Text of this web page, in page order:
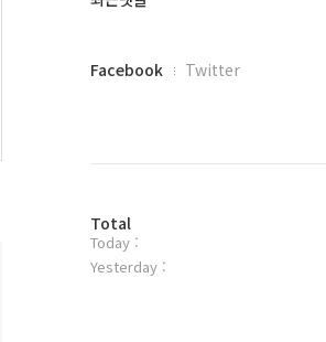
글
페
플
러
그
Facebook Twitter
방
문
자
Total
Today :
Yesterday :